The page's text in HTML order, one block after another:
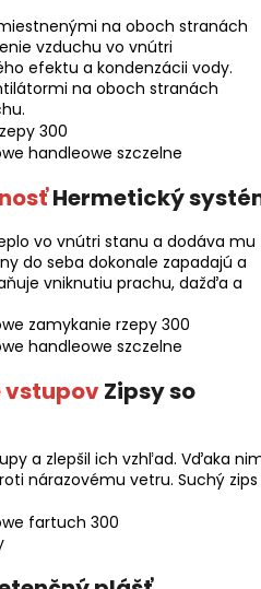
na oboch stranách
vzduchu vo vnútri
efektu a kondenzácii vody.
na oboch stranách
Hermetický
vo vnútri stanu a dodáva mu
do seba dokonale zapadajú a
vniknutiu prachu, dažďa a
vstupovZipsy so
a zlepšil ich vzhľad. Vďaka
nárazovému vetru. Suchý zips